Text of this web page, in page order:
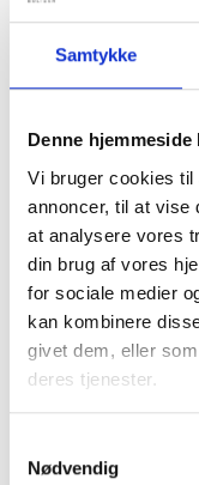
Samtykke
Denne
Vi bruger cookies
annoncer, til at vise
at analysere vores
din brug af vores
for sociale medier
kan kombinere
givet dem, eller
deres tjenester.
Nødvendig
Bent Madsen /
Kontakt